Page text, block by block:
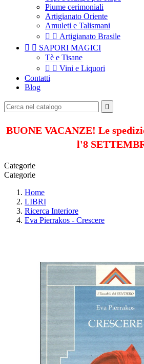
Piume cerimoniali
Artigianato Oriente
Amuleti e Talismani
  Artigianato Brasile
  SAPORI MAGICI
Tè e Tisane
  Vini e Liquori
Contatti
Blog

BUONE VACANZE! Le
l'8
Categorie
Categorie
Home
LIBRI
Ricerca Interiore
Eva Pierrakos - Crescere